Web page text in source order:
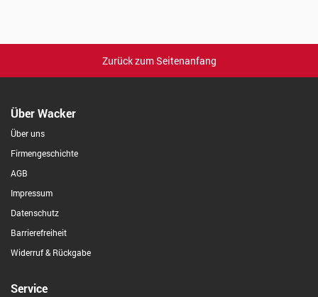
Zurück zum Seitenanfang
Über Wacker
Über uns
Firmengeschichte
AGB
Impressum
Datenschutz
Barrierefreiheit
Widerruf & Rückgabe
Service